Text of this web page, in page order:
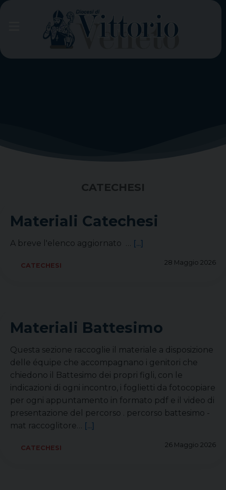
Skip
CATECHESI
Materiali Catechesi
A breve l'elenco aggiornato … [...]
28 Maggio 2026
CATECHESI
Materiali Battesimo
Questa sezione raccoglie il materiale a disposizione
delle équipe che accompagnano i genitori che
chiedono il Battesimo dei propri figli, con le
indicazioni di ogni incontro, i foglietti da fotocopiare
per ogni appuntamento in formato pdf e il video di
presentazione del percorso . percorso battesimo -
mat raccoglitore… [...]
26 Maggio 2026
CATECHESI